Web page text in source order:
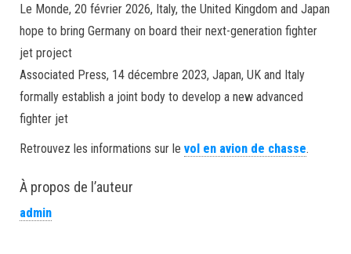
Le Monde, 20 février 2026, Italy, the United Kingdom and Japan
hope to bring Germany on board their next-generation fighter
jet project
Associated Press, 14 décembre 2023, Japan, UK and Italy
formally establish a joint body to develop a new advanced
fighter jet
Retrouvez les informations sur le vol en avion de chasse.
À propos de l’auteur
admin